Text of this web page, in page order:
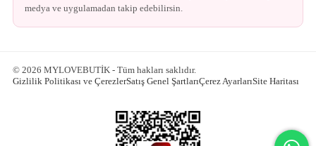
medya ve uygulamadan takip edebilirsin.
© 2026 MYLOVEBUTİK - Tüm hakları saklıdır.
Gizlilik Politikası ve ÇerezlerSatış Genel ŞartlarıÇerez AyarlarıSite Haritası